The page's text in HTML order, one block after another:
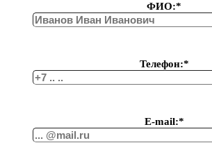
ФИО:*
Телефон:*
Е-mail:*